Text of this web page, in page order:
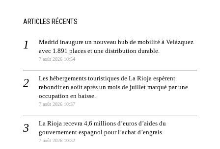
ARTICLES RÉCENTS
Madrid inaugure un nouveau hub de mobilité à Velázquez
avec 1.891 places et une distribution durable.
7 août 2026 10:54
Les hébergements touristiques de La Rioja espèrent
rebondir en août après un mois de juillet marqué par une
occupation en baisse.
7 août 2026 10:37
La Rioja recevra 4,6 millions d’euros d’aides du
gouvernement espagnol pour l’achat d’engrais.
7 août 2026 10:32